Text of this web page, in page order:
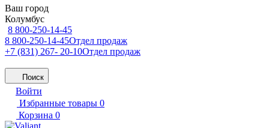
Ваш город
Колумбус
8 800-250-14-45
8 800-250-14-45Отдел продаж
+7 (831) 267- 20-10Отдел продаж
Поиск
Войти
Избранные товары 0
Корзина 0